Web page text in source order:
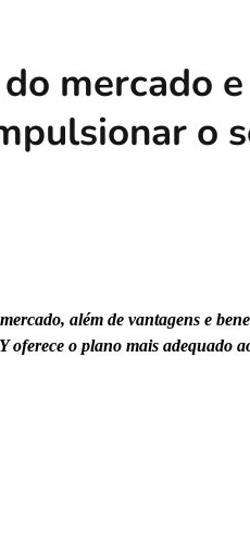
mercado e
o
além de vantagens e
oferece o plano mais adequado